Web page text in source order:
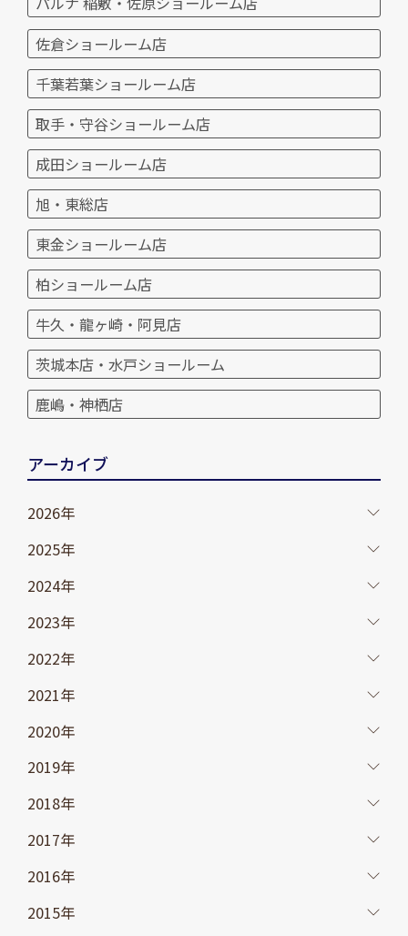
佐倉ショールーム店
千葉若葉ショールーム店
取手・守谷ショールーム店
成田ショールーム店
旭・東総店
東金ショールーム店
柏ショールーム店
牛久・龍ヶ崎・阿見店
茨城本店・水戸ショールーム
鹿嶋・神栖店
アーカイブ
2026年
2025年
2024年
2023年
2022年
2021年
2020年
2019年
2018年
2017年
2016年
2015年